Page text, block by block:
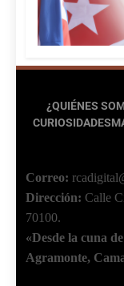
¿QUIÉNES
CURIOSIDADES
Correo:
Dirección: Calle
70100.
«Desde la cuna
Agramonte,